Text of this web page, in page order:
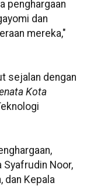
penghargaan
dan
mereka,"
sejalan dengan
Kota
Syafrudin Noor,
dan Kepala